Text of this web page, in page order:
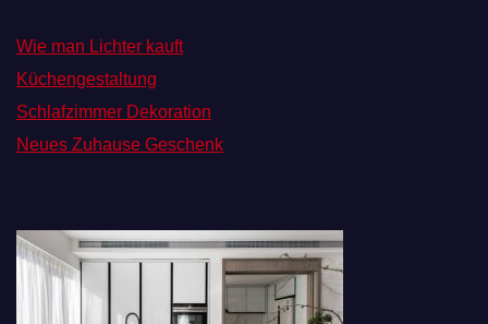
Wie man Lichter kauft
Küchengestaltung
Schlafzimmer Dekoration
Neues Zuhause Geschenk